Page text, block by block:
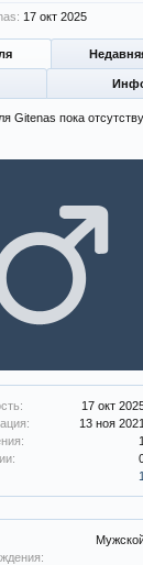
17 окт
13 ноя 2021
1
1
17 окт 2025
Gitenas пока